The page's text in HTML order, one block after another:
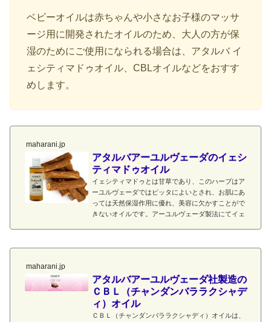
ベビーオイルは赤ちゃんや小さなお子様のマッサ
ージ用に開発されたオイルのため、大人の方が保
湿のためにご使用になられる場合は、アタルバ イ
ェシティマドゥオイル、CBLオイルなどをおすす
めします。
maharani.jp
アタルバアーユルヴェーダのイェシ
ティマドゥオイル
イェシティマドゥとは甘草であり、このハーブはア
ーユルヴェーダではピッタによいとされ、お肌にあ
っては天然保湿作用に優れ、美容に欠かすことがで
きないオイルです。アーユルヴェーダ製法にてイェ
ではありません。用途：マッサージオイルなど。
maharani.jp
アタルバアーユルヴェーダ社製造の
ＣＢＬ（チャンダンバララクシャデ
ィ）オイル
ＣＢＬ（チャンダンバララクシャディ）オイルは、